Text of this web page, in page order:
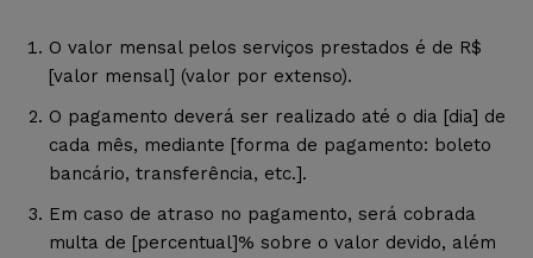
O valor mensal pelos serviços prestados é de R$
[valor mensal] (valor por extenso).
O pagamento deverá ser realizado até o dia [dia] de
cada mês, mediante [forma de pagamento: boleto
bancário, transferência, etc.].
Em caso de atraso no pagamento, será cobrada
multa de [percentual]% sobre o valor devido, além